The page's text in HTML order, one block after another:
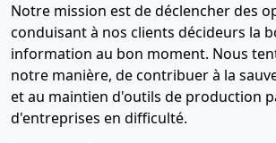
Notre mission est de déclencher des
conduisant à nos clients décideurs la
information au bon moment. Nous
notre manière, de contribuer à la
et au maintien d'outils de production
d'entreprises en difficulté.